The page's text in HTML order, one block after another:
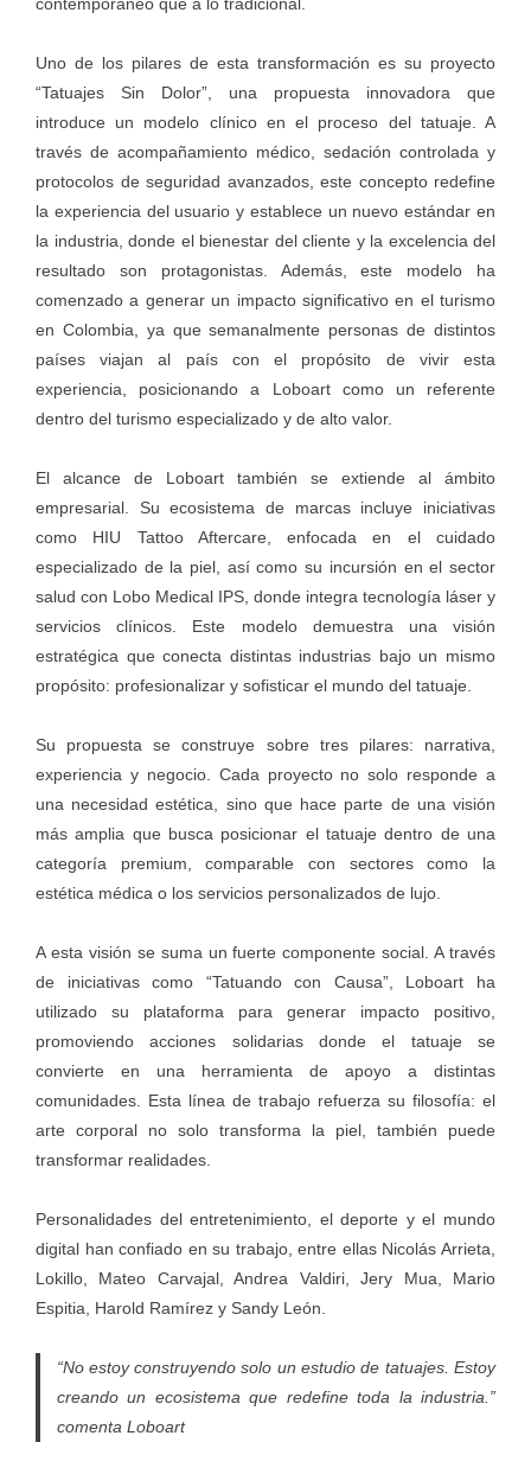
Uno de los pilares de esta transformación es su proyecto
“Tatuajes Sin Dolor”, una propuesta innovadora que
introduce un modelo clínico en el proceso del tatuaje. A
través de acompañamiento médico, sedación controlada y
protocolos de seguridad avanzados, este concepto redefine
la experiencia del usuario y establece un nuevo estándar en
la industria, donde el bienestar del cliente y la excelencia del
resultado son protagonistas. Además, este modelo ha
comenzado a generar un impacto significativo en el turismo
en Colombia, ya que semanalmente personas de distintos
países viajan al país con el propósito de vivir esta
experiencia, posicionando a Loboart como un referente
dentro del turismo especializado y de alto valor.
El alcance de Loboart también se extiende al ámbito
empresarial. Su ecosistema de marcas incluye iniciativas
como HIU Tattoo Aftercare, enfocada en el cuidado
especializado de la piel, así como su incursión en el sector
salud con Lobo Medical IPS, donde integra tecnología láser y
servicios clínicos. Este modelo demuestra una visión
estratégica que conecta distintas industrias bajo un mismo
propósito: profesionalizar y sofisticar el mundo del tatuaje.
Su propuesta se construye sobre tres pilares: narrativa,
experiencia y negocio. Cada proyecto no solo responde a
una necesidad estética, sino que hace parte de una visión
más amplia que busca posicionar el tatuaje dentro de una
categoría premium, comparable con sectores como la
estética médica o los servicios personalizados de lujo.
A esta visión se suma un fuerte componente social. A través
de iniciativas como “Tatuando con Causa”, Loboart ha
utilizado su plataforma para generar impacto positivo,
promoviendo acciones solidarias donde el tatuaje se
convierte en una herramienta de apoyo a distintas
comunidades. Esta línea de trabajo refuerza su filosofía: el
arte corporal no solo transforma la piel, también puede
transformar realidades.
Personalidades del entretenimiento, el deporte y el mundo
digital han confiado en su trabajo, entre ellas Nicolás Arrieta,
Lokillo, Mateo Carvajal, Andrea Valdiri, Jery Mua, Mario
Espitia, Harold Ramírez y Sandy León.
“No estoy construyendo solo un estudio de tatuajes. Estoy
creando un ecosistema que redefine toda la industria.”
comenta Loboart